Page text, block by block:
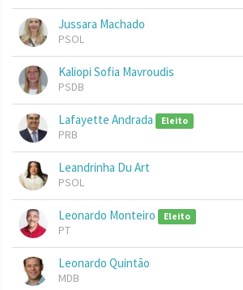
Jussara Machado
PSOL
Kaliopi Sofia Mavroudis
PSDB
Lafayette Andrada Eleito
PRB
Leandrinha Du Art
PSOL
Leonardo Monteiro Eleito
PT
Leonardo Quintão
MDB